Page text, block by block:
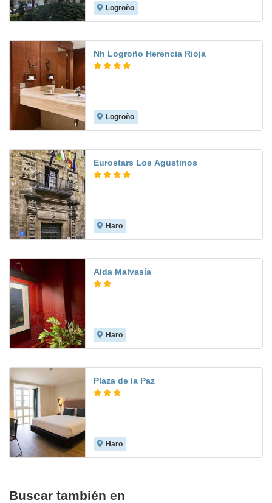
Logroño
Nh Logroño Herencia Rioja
Logroño
Eurostars Los Agustinos
Haro
Alda Malvasía
Haro
Plaza de la Paz
Haro
Buscar también en